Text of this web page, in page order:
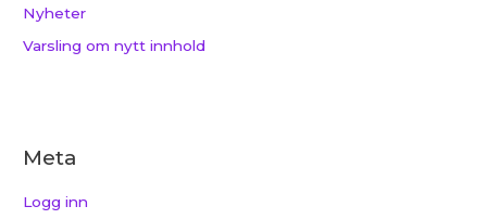
Nyheter
Varsling om nytt innhold
Meta
Logg inn